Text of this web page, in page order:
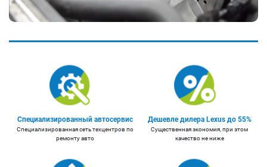
Специализированный автосервис
Специализированная сеть техцентров по
ремонту авто
Дешевле дилера Lexus до 55%
Существенная экономия, при этом
качество не ниже